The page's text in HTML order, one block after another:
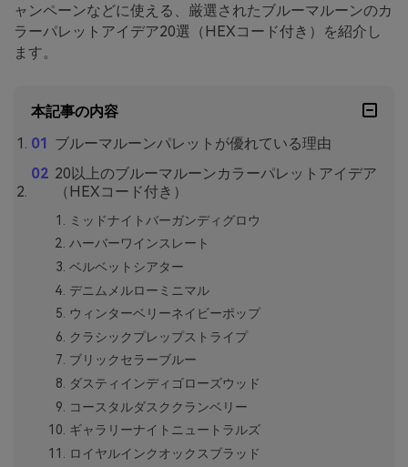
ャンペーンなどに使える、厳選されたブルーマルーンのカ
ラーパレットアイデア20選（HEXコード付き）を紹介し
ます。
本記事の内容
ブルーマルーンパレットが優れている理由
20以上のブルーマルーンカラーパレットアイデア
（HEXコード付き）
ミッドナイトバーガンディグロウ
ハーバーワインスレート
ベルベットシアター
デニムメルローミニマル
ウィンターベリーネイビーポップ
クラシックプレップストライプ
ブリックセラーブルー
ダスティインディゴローズウッド
コースタルダスククランベリー
ギャラリーナイトニュートラルズ
ロイヤルインクオックスブラッド